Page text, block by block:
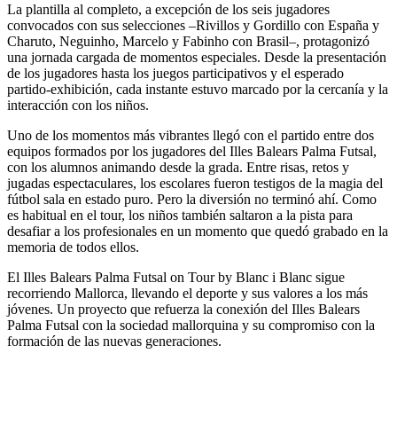
La plantilla al completo, a excepción de los seis jugadores
convocados con sus selecciones –Rivillos y Gordillo con España y
Charuto, Neguinho, Marcelo y Fabinho con Brasil–, protagonizó
una jornada cargada de momentos especiales. Desde la presentación
de los jugadores hasta los juegos participativos y el esperado
partido-exhibición, cada instante estuvo marcado por la cercanía y la
interacción con los niños.
Uno de los momentos más vibrantes llegó con el partido entre dos
equipos formados por los jugadores del Illes Balears Palma Futsal,
con los alumnos animando desde la grada. Entre risas, retos y
jugadas espectaculares, los escolares fueron testigos de la magia del
fútbol sala en estado puro. Pero la diversión no terminó ahí. Como
es habitual en el tour, los niños también saltaron a la pista para
desafiar a los profesionales en un momento que quedó grabado en la
memoria de todos ellos.
El Illes Balears Palma Futsal on Tour by Blanc i Blanc sigue
recorriendo Mallorca, llevando el deporte y sus valores a los más
jóvenes. Un proyecto que refuerza la conexión del Illes Balears
Palma Futsal con la sociedad mallorquina y su compromiso con la
formación de las nuevas generaciones.